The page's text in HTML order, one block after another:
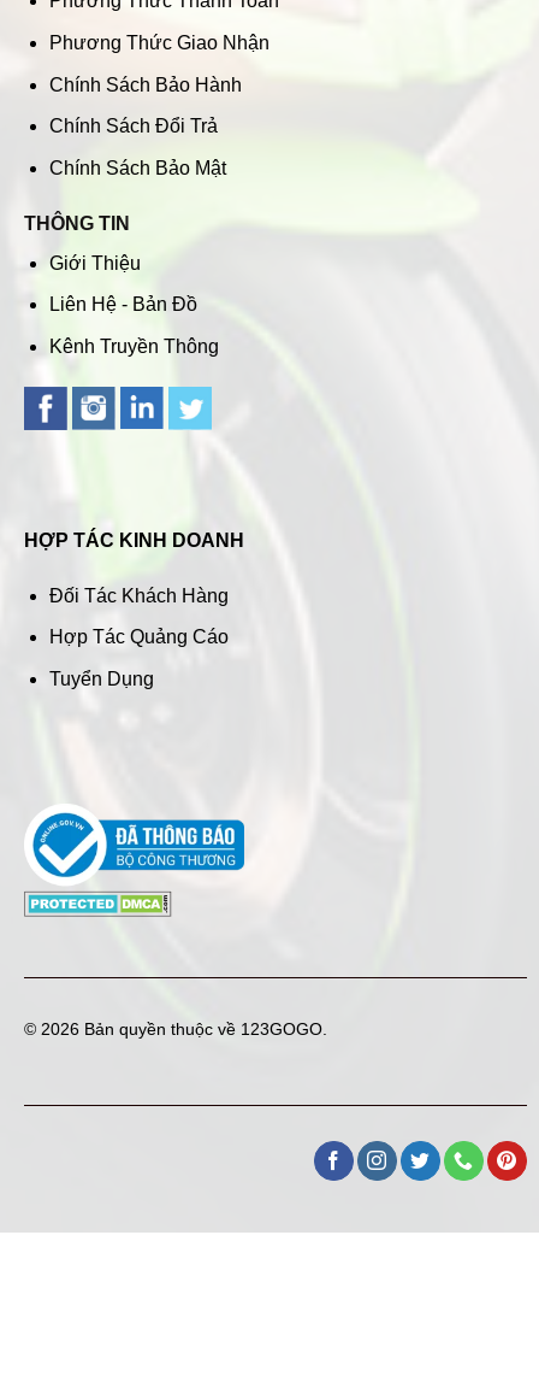
Phương Thức Giao Nhận
Chính Sách Bảo Hành
Chính Sách Đổi Trả
Chính Sách Bảo Mật
THÔNG TIN
Giới Thiệu
Liên Hệ - Bản Đồ
Kênh Truyền Thông
HỢP TÁC KINH DOANH
Đối Tác Khách Hàng
Hợp Tác Quảng Cáo
Tuyển Dụng
© 2026 Bản quyền thuộc về 123GOGO.